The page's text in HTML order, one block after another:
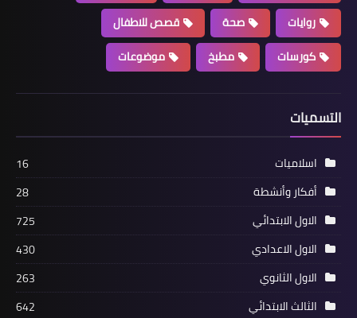
روايات
صحة
قصص للاطفال
كورسات
مطبخ موضوعات
التسميات
اسلاميات
16
أفكار وأنشطة
28
الاول الابتدائي
725
الاول الاعدادي
430
الاول الثانوي
263
الثالث الابتدائي
642